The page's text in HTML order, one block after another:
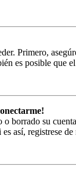
Primero,
es posible
borrado su
así, registrese